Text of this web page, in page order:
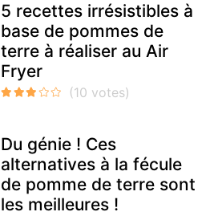
5 recettes irrésistibles à
base de pommes de
terre à réaliser au Air
Fryer
Du génie ! Ces
alternatives à la fécule
de pomme de terre sont
les meilleures !